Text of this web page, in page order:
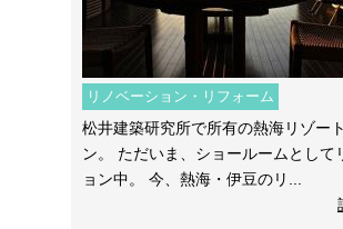
リノベーション・リフォーム
松井建築研究所で所有の熱海リゾー
ン。 ただいま、ショールームとして
ョン中。 今、熱海・伊豆のリ...